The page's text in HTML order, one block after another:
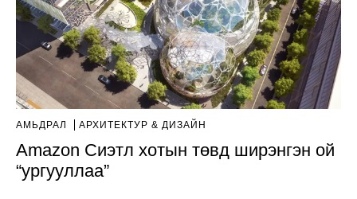
АМЬДРАЛ AРХИТЕКТУР & ДИЗАЙН
Amazon Сиэтл хотын төвд ширэнгэн ой
“ургууллаа”